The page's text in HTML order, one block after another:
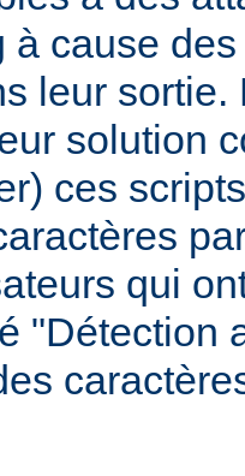
à cause
leur sortie.
solution
ces
qui
"Détection